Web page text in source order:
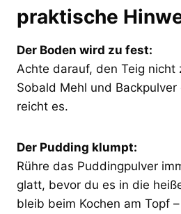
praktische
Der Boden wird zu fest:
Achte darauf, den Teig nicht
Sobald Mehl und
reicht es.
Der Pudding klumpt:
Rühre das Puddingpulver
glatt, bevor du es in die
bleib beim Kochen am Topf